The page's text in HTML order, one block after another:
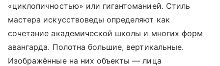
«циклопичностью» или гигантоманией. Стиль
мастера искусствоведы определяют как
сочетание академической школы и многих форм
авангарда. Полотна большие, вертикальные.
Изображённые на них объекты — лица